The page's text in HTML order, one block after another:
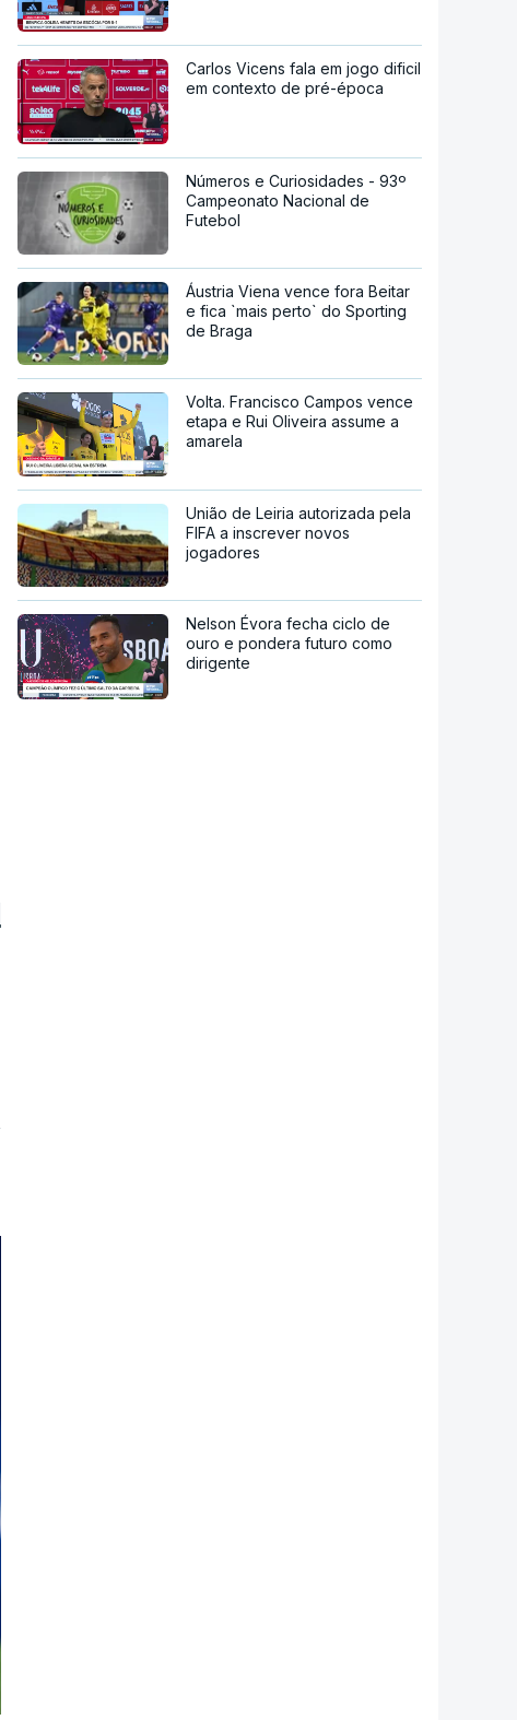
Carlos Vicens fala em jogo dificil
em contexto de pré-época
Números e Curiosidades - 93º
Campeonato Nacional de
Futebol
Áustria Viena vence fora Beitar
e fica `mais perto` do Sporting
de Braga
Volta. Francisco Campos vence
etapa e Rui Oliveira assume a
amarela
União de Leiria autorizada pela
FIFA a inscrever novos
jogadores
Nelson Évora fecha ciclo de
ouro e pondera futuro como
dirigente